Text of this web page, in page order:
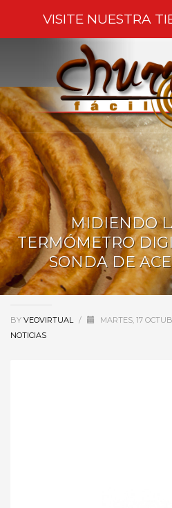
VISITE NUESTRA
MIDIENDO
TERMÓMETRO
SONDA DE
BY VEOVIRTUAL / MARTES, 17
NOTICIAS